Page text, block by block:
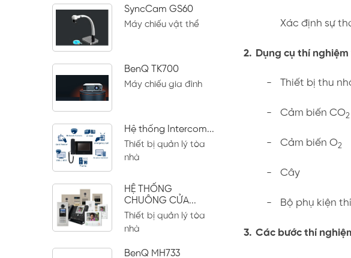
SyncCam GS60
Máy chiếu vật thể
BenQ TK700
Máy chiếu gia đình
Hệ thống Intercom...
Thiết bị quản lý tòa
nhà
HỆ THỐNG
CHUÔNG CỬA...
Thiết bị quản lý tòa
nhà
BenQ MH733
Xác định sự
2. Dụng cụ thí
- Thiết bị thu
- Cảm biến CO2
- Cảm biến O2
- Cây
- Bộ phụ kiện
3. Các bước thí